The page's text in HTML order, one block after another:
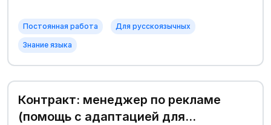
Постоянная работа Для русскоязычных
Знание языка
Контракт: менеджер по рекламе
(помощь с адаптацией для